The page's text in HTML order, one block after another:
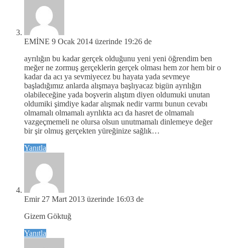
EMİNE 9 Ocak 2014 üzerinde 19:26 de
ayrılığın bu kadar gerçek olduğunu yeni yeni öğrendim ben
meğer ne zormuş gerçeklerin gerçek olması hem zor hem bir o
kadar da acı ya sevmiyecez bu hayata yada sevmeye
başladığımız anlarda alışmaya başlıyacaz bigün ayrılığın
olabileceğine yada boşverin alıştım diyen oldumuki unutan
oldumiki şimdiye kadar alışmak nedir varmı bunun cevabı
olmamalı olmamalı ayrılıkta acı da hasret de olmamalı
vazgeçmemeli ne olursa olsun unutmamalı dinlemeye değer
bir şir olmuş gerçekten yüreğinize sağlık…
Yanıtla
Emir 27 Mart 2013 üzerinde 16:03 de
Gizem Göktuğ
Yanıtla